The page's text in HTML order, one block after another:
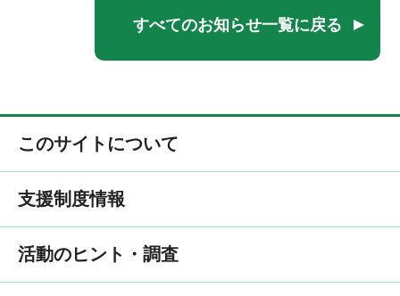
すべてのお知らせ一覧に戻る
このサイトについて
支援制度情報
活動のヒント・調査